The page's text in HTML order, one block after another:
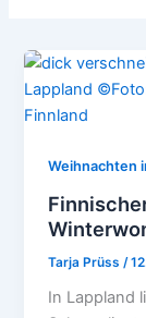
Weihnachten
Tarja Prüss /
In Lappland